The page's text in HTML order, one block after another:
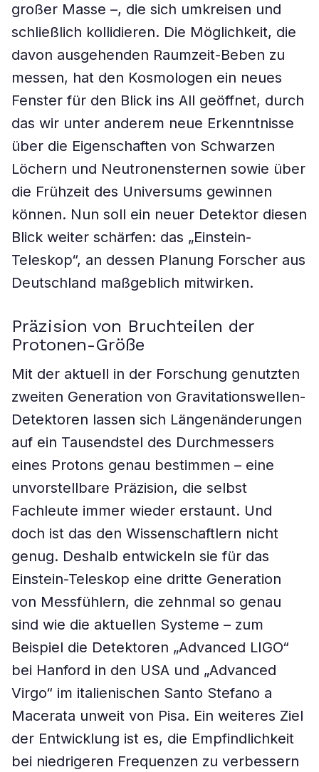
großer Masse –, die sich umkreisen und
schließlich kollidieren. Die Möglichkeit, die
davon ausgehenden Raumzeit-Beben zu
messen, hat den Kosmologen ein neues
Fenster für den Blick ins All geöffnet, durch
das wir unter anderem neue Erkenntnisse
über die Eigenschaften von Schwarzen
Löchern und Neutronensternen sowie über
die Frühzeit des Universums gewinnen
können. Nun soll ein neuer Detektor diesen
Blick weiter schärfen: das „Einstein-
Teleskop“, an dessen Planung Forscher aus
Deutschland maßgeblich mitwirken.
Präzision von Bruchteilen der
Protonen-Größe
Mit der aktuell in der Forschung genutzten
zweiten Generation von Gravitationswellen-
Detektoren lassen sich Längenänderungen
auf ein Tausendstel des Durchmessers
eines Protons genau bestimmen – eine
unvorstellbare Präzision, die selbst
Fachleute immer wieder erstaunt. Und
doch ist das den Wissenschaftlern nicht
genug. Deshalb entwickeln sie für das
Einstein-Teleskop eine dritte Generation
von Messfühlern, die zehnmal so genau
sind wie die aktuellen Systeme – zum
Beispiel die Detektoren „Advanced LIGO“
bei Hanford in den USA und „Advanced
Virgo“ im italienischen Santo Stefano a
Macerata unweit von Pisa. Ein weiteres Ziel
der Entwicklung ist es, die Empfindlichkeit
bei niedrigeren Frequenzen zu verbessern